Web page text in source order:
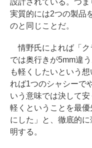
実質的には2つの製品
のと同じことだ。
情野氏によれば「ク
では奥行きが5mm違
も軽くしたいという
れば1つのシャシーで
いう意味では決して安
軽くということを最
にした」と、徹底的
明する。